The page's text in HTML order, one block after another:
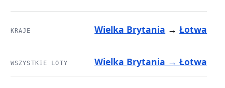
KRAJE Wielka Brytania →Łotwa
WSZYSTKIE LOTY Wielka Brytania → Łotwa